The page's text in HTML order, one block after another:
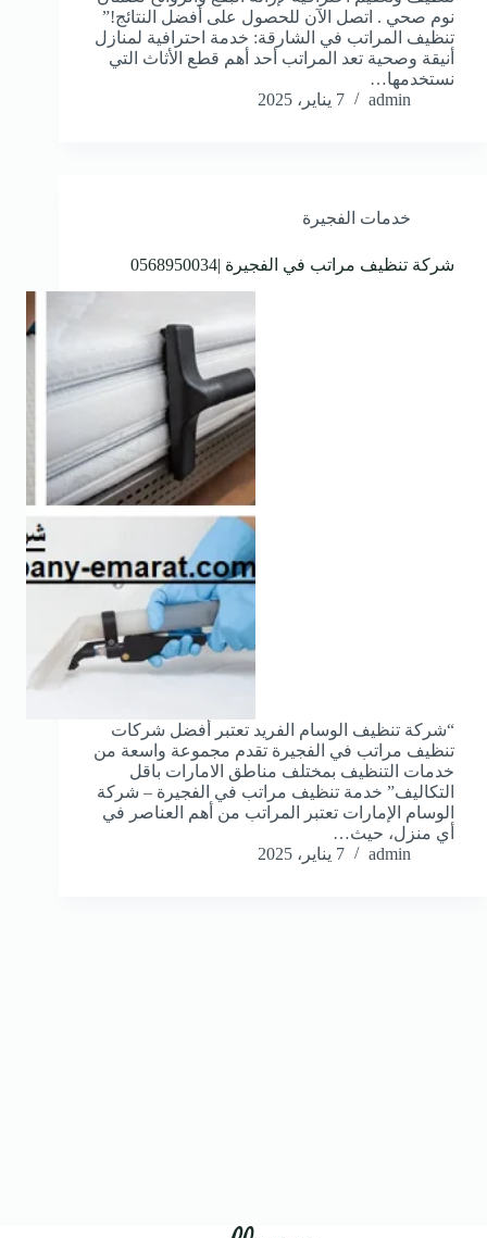
نوم صحي . اتصل الآن للحصول على أفضل النتائج!”
تنظيف المراتب في الشارقة: خدمة احترافية لمنازل
أنيقة وصحية تعد المراتب أحد أهم قطع الأثاث التي
نستخدمها…
admin
7 يناير، 2025
خدمات الفجيرة
شركة تنظيف مراتب في الفجيرة |0568950034
“شركة تنظيف الوسام الفريد تعتبر أفضل شركات
تنظيف مراتب في الفجيرة تقدم مجموعة واسعة من
خدمات التنظيف بمختلف مناطق الامارات باقل
التكاليف” خدمة تنظيف مراتب في الفجيرة – شركة
الوسام الإمارات تعتبر المراتب من أهم العناصر في
أي منزل، حيث…
admin
7 يناير، 2025